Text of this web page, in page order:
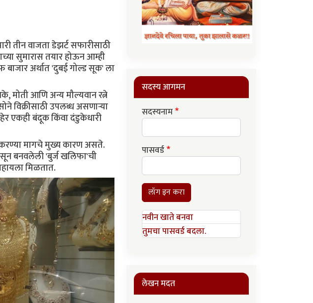
तीन वाजता डेझर्ट सफारीसाठी
सुमारास तयार होऊन आम्ही
अर्थात 'दुबई गोल्ड सूक' ला
मोती आणि अन्य मौल्यवान रत्ने
विक्रीसाठी उपलब्ध असणाऱ्या
एकही बंदूक किंवा दंडुकेधारी
करण्या मागचे मुख्य कारण असते.
बनवलेली 'बुर्ज खलिफा'ची
मिळतात.
सदस्य आगमन
सदस्यनाम
पासवर्ड
लॉग इन करा
नवीन खाते बनवा
तुमचा पासवर्ड बदला.
लेखन मदत